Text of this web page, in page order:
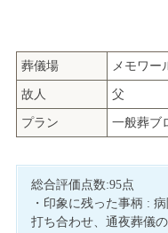
葬儀場 メモワ
故人 父
プラン 一般葬ブ
総合評価点数:95点
・印象に残った事柄 :
打ち合わせ、通夜葬儀